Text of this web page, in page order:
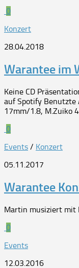
0
Konzert
28.04.2018
Warantee im
Keine CD
auf Spotify Benutzte
17mm/1.8, M.Zuiko
0
Events / Konzert
05.11.2017
Warantee
Martin musiziert mit
0
Events
12.03.2016